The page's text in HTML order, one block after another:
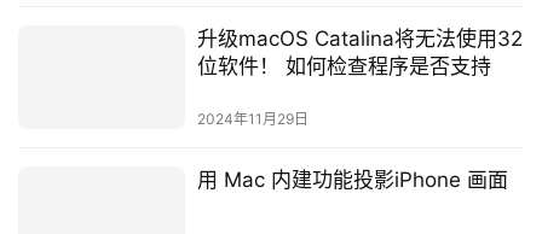
升级macOS Catalina将无法使用32
位软件！ 如何检查程序是否支持
2024年11月29日
用 Mac 内建功能投影iPhone 画面